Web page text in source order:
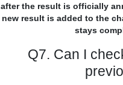
after the result is officially
new result is added to the
stays
Q7. Can I